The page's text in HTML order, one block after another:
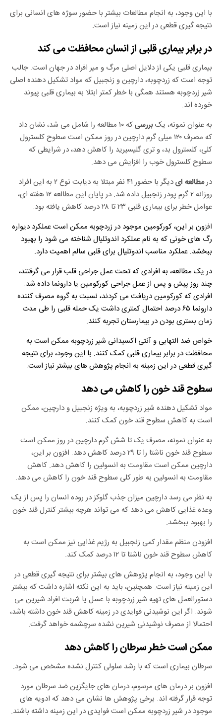
با این وجود، به انجام مطالعات بیشتر با حضور سوژه های انسانی برای
نتیجه گیری قطعی در این زمینه نیاز است.
در برابر بیماری قلبی از انسان محافظت می کند
بیماری قلبی یکی از دلایل اصلی مرگ و میر افراد در جهان است. جالب
توجه است که زردچوبه، دارچین و زنجبیل که مواد تشکیل دهنده اصلی
شیر زردچوبه هستند همگی با خطر کمتر ابتلا به بیماری قلبی پیوند
خورده اند.
به عنوان نمونه، یکبررسی
که ۱۰ مطالعه را شامل می شد، نشان داد
که مصرف ۱۲۰ میلی گرم دارچین در روز ممکن است سطوح کلسترول
کلی، کلسترول بد، و تری گلیسیرید را کاهش دهد، در شرایطی که
سطوح کلسترول خوب را افزایش می دهد.
درمطالعه ای
دیگر با حضور ۴۱ نفر مبتلا به دیابت نوع ۲ به این افراد
روزانه ۲ گرم پودر زنجبیل داده شد. در پایان این مطالعه ۱۲ هفته ای،
عوامل خطر برای بیماری قلبی ۲۳ تا ۲۸ درصد کاهش یافته بود.
افزون بر این، کورکومین موجود در زردچوبه ممکن است عملکرد دیواره
رگ های خونی که به نام عملکرد اندوتلیال شناخته می شود را بهبود
ببخشد. عملکرد مناسب اندوتلیال برای قلبی سالم اهمیت دارد.
در یک مطالعه، به افرادی که تحت عمل جراحی قلب قرار می گرفتند،
چند روز پیش و پس از عمل جراحی کورکومین یا دارونما داده شد.
افرادی که کورکومین دریافت می کردند، نسبت به گروه مصرف کننده
دارونما ۶۵ درصد احتمال کمتری داشت یک حمله قلبی را طی مدت
زمان بستری بودن در بیمارستان تجربه کنند.
خواص ضد التهابی و آنتی اکسیدانی شیر زردچوبه ممکن است به
محافظت در برابر بیماری قلبی کمک کنند. با این وجود، برای نتیجه
گیری قطعی در این زمینه به انجام پژوهش های بیشتر نیاز است.
سطوح قند خون را کاهش می دهد
مواد تشکیل دهنده شیر زردچوبه، به ویژه زنجبیل و دارچین، ممکن
است به کاهش سطوح قند خون کمک کنند.
به عنوان نمونه، مصرف یک تا شش گرم دارچین در روز ممکن است
سطوح قند خون ناشتا را تا ۲۹ درصد کاهش دهد. افزون بر این،
دارچین ممکن است مقاومت به انسولین را کاهش دهد. کاهش
مقاومت به انسولین به طور کلی سطوح قند خون را کاهش می دهد.
به نظر می رسد دارچین میزان جذب گلوکز در روده انسان را پس از یک
وعده غذایی کاهش می دهد که می تواند هرچه بیشتر کنترل قند خون
را بهبود ببخشد.
افزودن منظم مقدار کمی زنجبیل به رژیم غذایی نیز ممکن است به
کاهش سطوح قند خون ناشتا تا ۱۲ درصد کمک کند.
با این وجود، به انجام پژوهش های بیشتر برای نتیجه گیری قطعی در
این زمینه نیاز است. همچنین، باید به این نکته اشاره داشت که بیشتر
دستورالعمل های تهیه شیر زردچوبه با عسل یا شربت افراد شیرین می
شوند. اگر این نوشیدنی فوایدی در زمینه کاهش قند خون داشته باشد،
احتمالا از مصرف نوشیدنی شیرین نشده سرچشمه خواهد گرفت.
ممکن است خطر سرطان را کاهش دهد
سرطان بیماری است که با رشد سلولی کنترل نشده مشخص می شود.
افزون بر درمان های مرسوم، درمان های جایگزین ضد سرطان مورد
توجه قرار گرفته اند. برخی پژوهش ها نشان می دهد که ادویه های
موجود در شیر زردچوبه ممکن است فوایدی در این زمینه داشته باشند.